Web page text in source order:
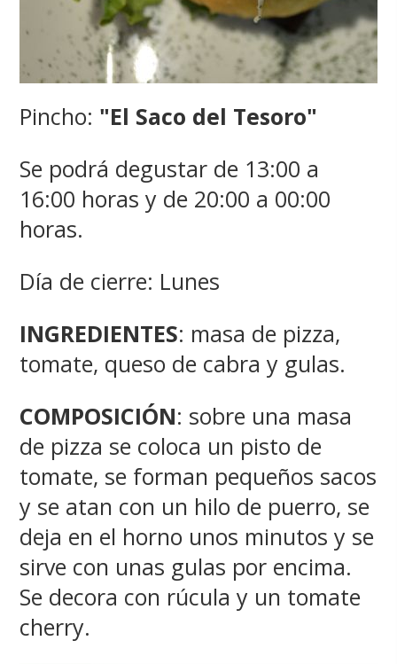
Pincho: "El Saco del Tesoro"
Se podrá degustar de 13:00 a
16:00 horas y de 20:00 a 00:00
horas.
Día de cierre: Lunes
INGREDIENTES: masa de pizza,
tomate, queso de cabra y gulas.
COMPOSICIÓN: sobre una masa
de pizza se coloca un pisto de
tomate, se forman pequeños sacos
y se atan con un hilo de puerro, se
deja en el horno unos minutos y se
sirve con unas gulas por encima.
Se decora con rúcula y un tomate
cherry.